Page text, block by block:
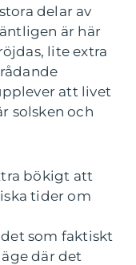
delar av
är här
lite extra
att livet
solsken och
bökigt att
tider om
som faktiskt
där det